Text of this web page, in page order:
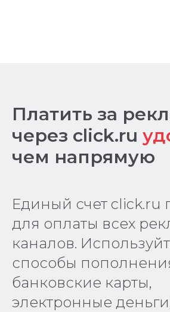
Платить за
через click.ru
чем напрямую
Единый счет click.ru
для оплаты всех
каналов.
способы
банковские карты,
электронные